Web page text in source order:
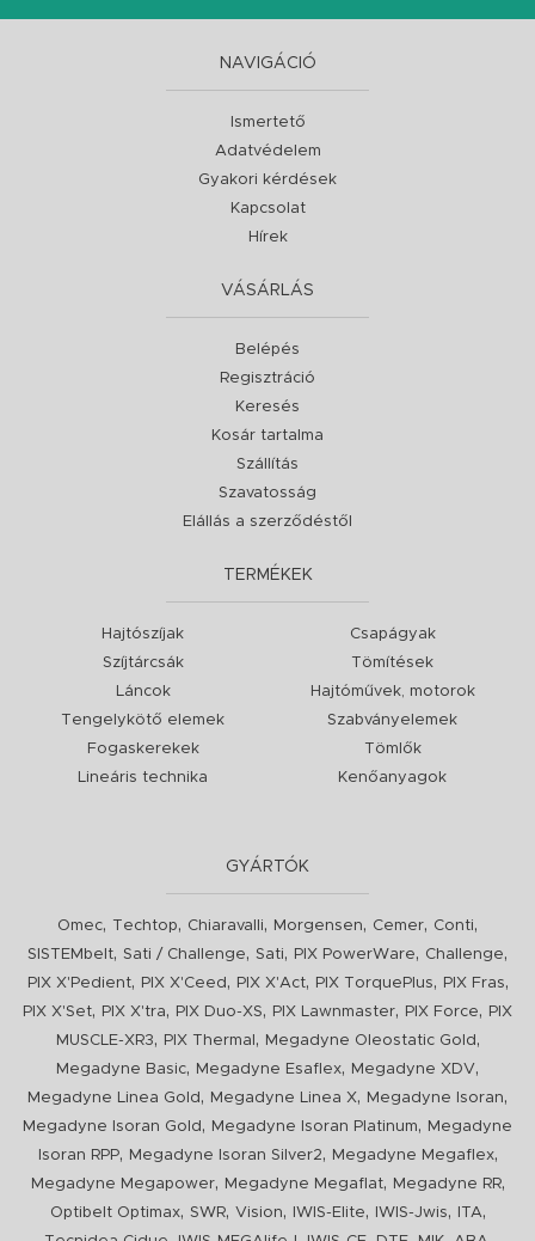
NAVIGÁCIÓ
Ismertető
Adatvédelem
Gyakori kérdések
Kapcsolat
Hírek
VÁSÁRLÁS
Belépés
Regisztráció
Keresés
Kosár tartalma
Szállítás
Szavatosság
Elállás a szerződéstől
TERMÉKEK
Hajtószíjak
Szíjtárcsák
Láncok
Tengelykötő elemek
Fogaskerekek
Lineáris technika
Csapágyak
Tömítések
Hajtóművek, motorok
Szabványelemek
Tömlők
Kenőanyagok
GYÁRTÓK
Omec, Techtop, Chiaravalli, Morgensen, Cemer, Conti,
SISTEMbelt, Sati / Challenge, Sati, PIX PowerWare, Challenge,
PIX X'Pedient, PIX X'Ceed , PIX X'Act, PIX TorquePlus, PIX Fras,
PIX X'Set, PIX X'tra, PIX Duo-XS, PIX Lawnmaster, PIX Force,
PIX
MUSCLE-XR3, PIX Thermal , Megadyne Oleostatic Gold ,
Megadyne Basic, Megadyne Esaflex, Megadyne XDV,
Megadyne Linea Gold , Megadyne Linea X, Megadyne Isoran,
Megadyne Isoran Gold , Megadyne Isoran Platinum,
Megadyne
Isoran RPP, Megadyne Isoran Silver2, Megadyne Megaflex,
Megadyne Megapower, Megadyne Megaflat, Megadyne RR,
Optibelt Optimax, SWR, Vision, IWIS-Elite, IWIS-Jwis, ITA,